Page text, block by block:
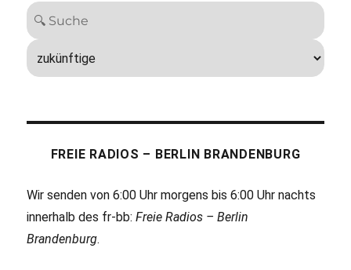
FREIE RADIOS – BERLIN BRANDENBURG
Wir senden von 6:00 Uhr morgens bis 6:00 Uhr nachts
innerhalb des fr-bb:Freie Radios – Berlin
Brandenburg.